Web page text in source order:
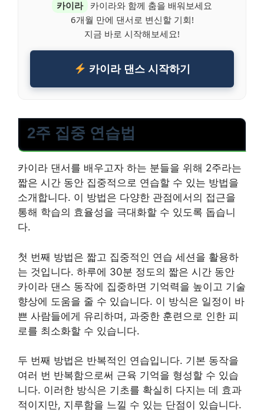
카이라
카이라와 함께 춤을 배워보세요
6개월 만에 댄서로 변신할 기회!
지금 바로 시작해보세요!
카이라 댄스 시작하기
2주 집중 연습법
카이라 댄서를 배우고자 하는 분들을 위해 2주라는
짧은 시간 동안 집중적으로 연습할 수 있는 방법을
소개합니다. 이 방법은 다양한 관점에서의 접근을
통해 학습의 효율성을 극대화할 수 있도록 돕습니
다.
첫 번째 방법은 짧고 집중적인 연습 세션을 활용하
는 것입니다. 하루에 30분 정도의 짧은 시간 동안
카이라 댄스 동작에 집중하면 기억력을 높이고 기술
향상에 도움을 줄 수 있습니다. 이 방식은 일정이 바
쁜 사람들에게 유리하며, 과중한 훈련으로 인한 피
로를 최소화할 수 있습니다.
두 번째 방법은 반복적인 연습입니다. 기본 동작을
여러 번 반복함으로써 근육 기억을 형성할 수 있습
니다. 이러한 방식은 기초를 확실히 다지는 데 효과
적이지만, 지루함을 느낄 수 있는 단점이 있습니다.